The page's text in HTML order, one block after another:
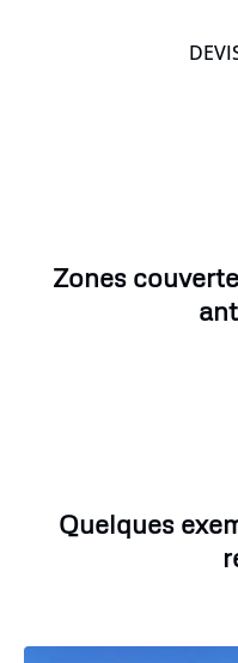
Zones
Quelques